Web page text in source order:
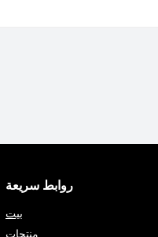
روابط سريعة
بيت
منتجات